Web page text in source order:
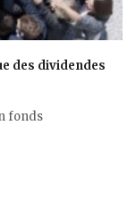
des dividendes
fonds